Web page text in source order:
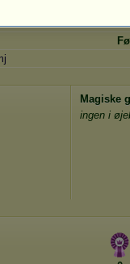
Magiske
ingen i